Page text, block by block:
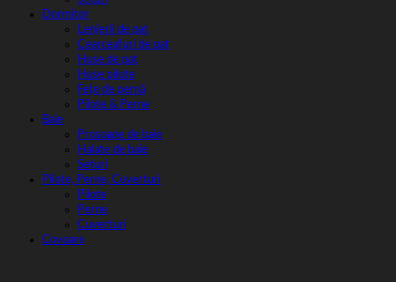
Dormitor
Lenjerii de pat
Cearceafuri de pat
Huse de pat
Huse pilote
Fețe de pernă
Pilote & Perne
Baie
Prosoape de baie
Halate de baie
Seturi
Pilote, Perne, Cuverturi
Pilote
Perne
Cuverturi
Covoare